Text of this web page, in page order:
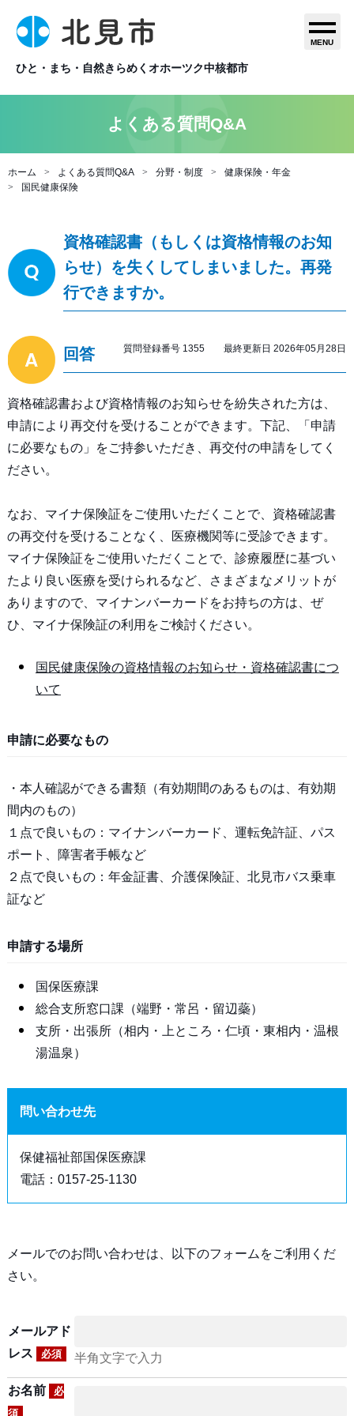
ひと・まち・自然きらめくオホーツク中核都市
MENU
よくある質問Q&A
ホーム よくある質問Q&A 分野・制度
健康保険・年金
国民健康保険
資格確認書（もしくは資格情報のお知
らせ）を失くしてしまいました。再発
行できますか。
回答 質問登録番号 1355 最終更新日 2026年05月28日
資格確認書および資格情報のお知らせを紛失された方は、
申請により再交付を受けることができます。下記、「申請
に必要なもの」をご持参いただき、再交付の申請をしてく
ださい。
なお、マイナ保険証をご使用いただくことで、資格確認書
の再交付を受けることなく、医療機関等に受診できます。
マイナ保険証をご使用いただくことで、診療履歴に基づい
たより良い医療を受けられるなど、さまざまなメリットが
ありますので、マイナンバーカードをお持ちの方は、ぜ
ひ、マイナ保険証の利用をご検討ください。
国民健康保険の資格情報のお知らせ・資格確認書につ
いて
申請に必要なもの
・本人確認ができる書類（有効期間のあるものは、有効期
間内のもの）
１点で良いもの：マイナンバーカード、運転免許証、パス
ポート、障害者手帳など
２点で良いもの：年金証書、介護保険証、北見市バス乗車
証など
申請する場所
国保医療課
総合支所窓口課（端野・常呂・留辺蘂）
支所・出張所（相内・上ところ・仁頃・東相内・温根
湯温泉）
問い合わせ先
保健福祉部国保医療課
電話：0157-25-1130
メールでのお問い合わせは、以下のフォームをご利用くだ
さい。
メールアド
レス
必須 半角文字で入力
お名前
必
須